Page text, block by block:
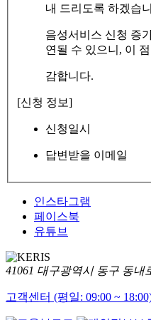
내 드리도록 하겠습
음성서비스 신청 증
연될 수 있으니, 이
감합니다.
[신청 정보]
신청일시
답변받을 이메일
인스타그램
페이스북
유튜브
41061 대구광역시 동구 동내
고객센터 (평일: 09:00 ~